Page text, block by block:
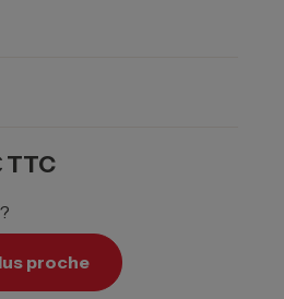
TTC
proche